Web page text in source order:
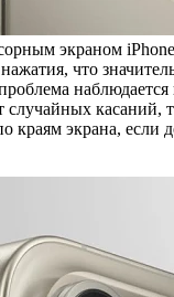
экраном
что
экрана, если